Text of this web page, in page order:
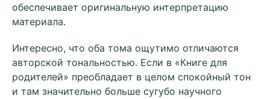
обеспечивает оригинальную интерпретацию
материала.
Интересно, что оба тома ощутимо отличаются
авторской тональностью. Если в «Книге для
родителей» преобладает в целом спокойный тон
и там значительно больше сугубо научного